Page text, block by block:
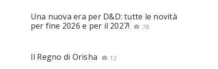
Una nuova era per D&D: tutte le novità
per fine 2026 e per il 2027!
78
Il Regno di Orisha 12